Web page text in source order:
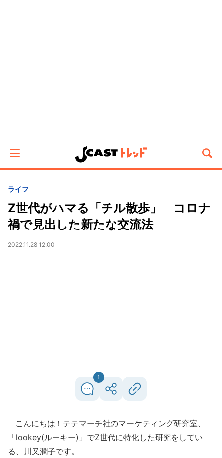
ライフ
Z世代がハマる「チル散歩」 コロナ
禍で見出した新たな交流法
2022.11.28 12:00
1
こんにちは！テテマーチ社のマーケティング研究室、
「lookey(ルーキー)」でZ世代に特化した研究をしてい
る、川又潤子です。